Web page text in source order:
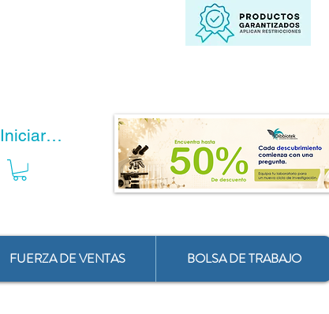
Iniciar Sesión
FUERZA DE VENTAS BOLSA DE TRABAJO